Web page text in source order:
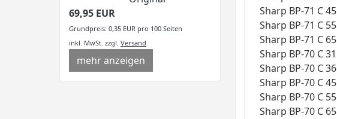
69,95 EUR
Grundpreis: 0,35 EUR pro 100 Seiten
inkl. MwSt. zzgl. Versand
mehr anzeigen
Sharp BP-71 C 45
Sharp BP-71 C 55
Sharp BP-71 C 65
Sharp BP-70 C 31
Sharp BP-70 C 36
Sharp BP-70 C 45
Sharp BP-70 C 55
Sharp BP-70 C 65